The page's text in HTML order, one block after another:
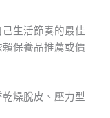
生活節奏的最佳
保養品推薦或價
燥脫皮、壓力型